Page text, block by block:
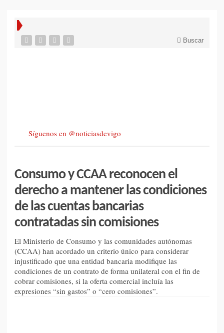
Buscar
Síguenos en @noticiasdevigo
Consumo y CCAA reconocen el
derecho a mantener las condiciones
de las cuentas bancarias
contratadas sin comisiones
El Ministerio de Consumo y las comunidades autónomas
(CCAA) han acordado un criterio único para considerar
injustificado que una entidad bancaria modifique las
condiciones de un contrato de forma unilateral con el fin de
cobrar comisiones, si la oferta comercial incluía las
expresiones “sin gastos” o “cero comisiones”.